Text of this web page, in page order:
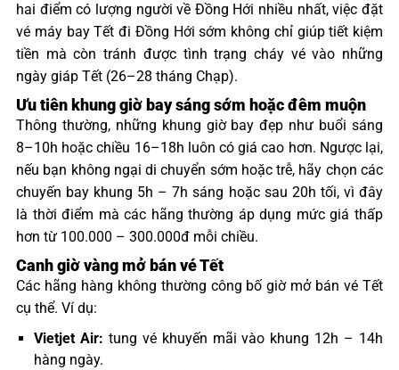
hai điểm có lượng người về Đồng Hới nhiều nhất, việc đặt
vé máy bay Tết đi Đồng Hới sớm không chỉ giúp tiết kiệm
tiền mà còn tránh được tình trạng cháy vé vào những
ngày giáp Tết (26–28 tháng Chạp).
Ưu tiên khung giờ bay sáng sớm hoặc đêm muộn
Thông thường, những khung giờ bay đẹp như buổi sáng
8–10h hoặc chiều 16–18h luôn có giá cao hơn. Ngược lại,
nếu bạn không ngại di chuyển sớm hoặc trễ, hãy chọn các
chuyến bay khung 5h – 7h sáng hoặc sau 20h tối, vì đây
là thời điểm mà các hãng thường áp dụng mức giá thấp
hơn từ 100.000 – 300.000đ mỗi chiều.
Canh giờ vàng mở bán vé Tết
Các hãng hàng không thường công bố giờ mở bán vé Tết
cụ thể. Ví dụ:
Vietjet Air: tung vé khuyến mãi vào khung 12h – 14h
hàng ngày.